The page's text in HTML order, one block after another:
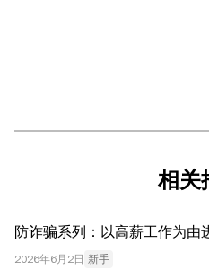
本文无意提供以下任何建议，
(包括稳定币) 涉及高风险，可
价值。您应根据自己的财务
产是否适合您。有关您具体
计信息，如果有) 仅供一般参
数据和图表时已采取了所有合
OKX。本文可以全文复制或分
或更少的摘录，前提是此类使
相关
防诈骗系列：以高薪工作为由
2026年6月2日 新手